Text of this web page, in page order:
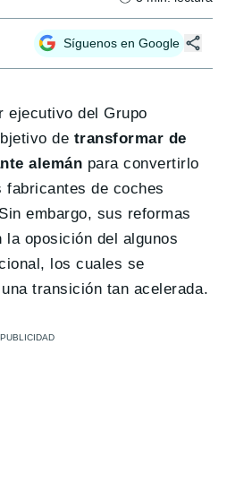
Síguenos en Google
ejecutivo del Grupo
de transformar de
alemán para convertirlo
fabricantes de coches
embargo, sus reformas
la oposición del algunos
los cuales se
transición tan acelerada.